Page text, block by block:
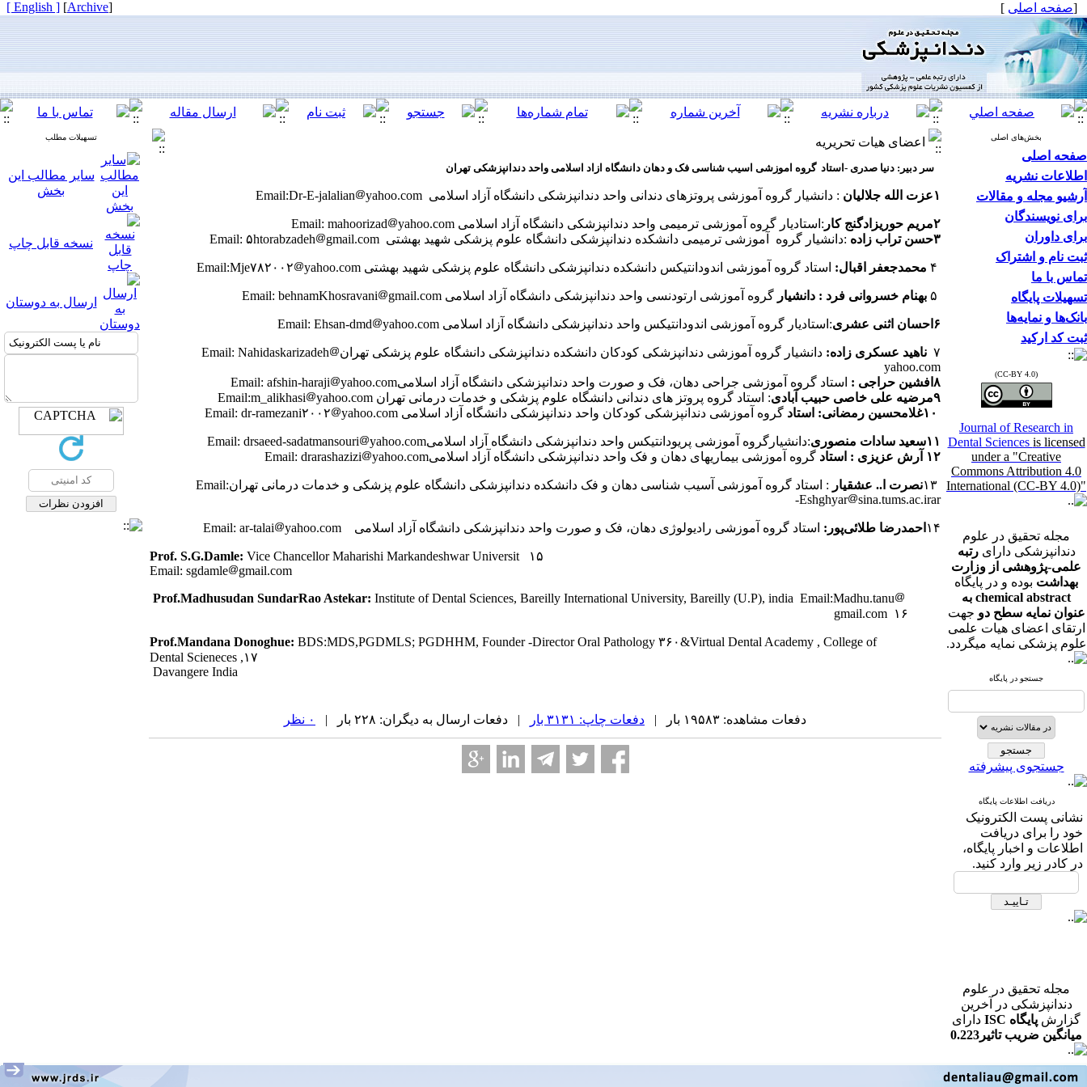
[صفحه اصلی ]
[
Archive
]
[ English ]
بخش‌های اصلی
صفحه اصلی
اطلاعات نشریه
آرشیو مجله و مقالات
برای نویسندگان
برای داوران
ثبت نام و اشتراک
تماس با ما
تسهیلات پایگاه
بانک‌ها و نمایه‌ها
ثبت کد ارکید
(CC-BY 4.0)
Journal of Research in
Dental Sciences is licensed
under a "Creative
Commons Attribution 4.0
International (CC-BY 4.0)"
مجله تحقیق در علوم
دندانپزشکی دارایرتبه
علمی-پژوهشی از وزارت
بهداشت بوده و در پایگاه
chemical abstract به
عنوان نمایه سطح دو جهت
ارتقای اعضای هیات علمی
علوم پزشکی نمایه میگردد.
جستجو در پایگاه
جستجوی پیشرفته
دریافت اطلاعات پایگاه
نشانی پست الکترونیک
خود را برای دریافت
اطلاعات و اخبار پایگاه،
در کادر زیر وارد کنید.
مجله تحقیق در علوم
دندانپزشکی در آخرین
گزارش پایگاه ISC
دارای
میانگین ضریب تاثیر0.223
در رشته دندانپزشکی می
اعضای هیات تحریریه
سر دبیر: دنیا صدری -استاد گروه اموزشی اسیب شناسی فک و دهان دانشگاه ازاد اسلامی واحد دندانپزشکی تهران
۱عزت الله جلالیان : دانشیار گروه آموزشی پروتزهای دندانی واحد دندانپزشکی دانشگاه آزاد اسلامی Email:Dr-E-jalalian yahoo.com
۲مریم حوریزادگنج کار :استادیار گروه آموزشی ترمیمی واحد دندانپزشکی دانشگاه آزاد اسلامی Email: mahoorizad yahoo.com
۳حسن تراب زاده
:دانشیار گروه آموزشی ترمیمی دانشکده دندانپزشکی دانشگاه علوم پزشکی شهید بهشتی Email: ۵htorabzadeh gmail.com
محمدجعفر اقبال: استاد گروه آموزشی اندودانتیکس دانشکده دندانپزشکی دانشگاه علوم پزشکی شهید بهشتی Email:Mje۷۸۲۰۰۲ yahoo.com
بهنام خسروانی فرد : دانشیار گروه آموزشی ارتودنسی واحد دندانپزشکی دانشگاه آزاد اسلامی Email: behnamKhosravani gmail.com
۶احسان اثنی عشری :استادیار گروه آموزشی اندودانتیکس واحد دندانپزشکی دانشگاه آزاد اسلامی Email: Ehsan-dmd yahoo.com
۷ ناهید عسکری زاده: دانشیار گروه آموزشی دندانپزشکی کودکان دانشکده دندانپزشکی دانشگاه علوم پزشکی تهرانEmail: Nahidaskarizadeh
yahoo.com
۸افشین حراجی
: استاد گروه آموزشی جراحی دهان، فک و صورت واحد دندانپزشکی دانشگاه آزاد اسلامیEmail: afshin-harajiyahoo.com
۹مرضیه علی خاصی حبیب آبادی
: استاد گروه پروتز های دندانی دانشگاه علوم پزشکی و خدمات درمانی تهران Email:m_alikhasi yahoo.com
گروه آموزشی دندانپزشکی کودکان واحد دندانپزشکی دانشگاه آزاد اسلامی Email: dr-ramezani۲۰۰۲ yahoo.com
۱۱سعید سادات منصوری :دانشیارگروه آموزشی پریودانتیکس واحد دندانپزشکی دانشگاه آزاد اسلامیEmail: drsaeed-sadatmansouriyahoo.com
۱۲ آرش عزیزی : استاد
گروه آموزشی بیماریهای دهان و فک واحد دندانپزشکی دانشگاه آزاد اسلامیEmail: drarashaziziyahoo.com
نصرت ا.. عشقیار
: استاد گروه آموزشی آسیب شناسی دهان و فک دانشکده دندانپزشکی دانشگاه علوم پزشکی و خدمات درمانی تهرانEmail:
Eshghyar
sina.tums.ac.irar-
۱۴ احمدرضا طلائی‌پور: استاد گروه آموزشی رادیولوژی دهان، فک و صورت واحد دندانپزشکی دانشگاه آزاد اسلامی Email: ar-talai yahoo.com
S.G.Damle: Vice Chancellor Maharishi Markandeshwar Universit ۱۵
Email: sgdamle
gmail.com
Institute of Dental Sciences, Bareilly International University, Bareilly (U.P), india Email:Madhu.tanu
gmail.com ۱۶
Prof.Mandana Donoghue: BDS:MDS,PGDMLS; PGDHHM, Founder -Director Oral Pathology ۳۶۰&Virtual Dental Academy , College of
Dental Scieneces ,۱۷
Davangere India
تسهیلات مطلب
سایر مطالب این
بخش
نسخه قابل چاپ
ارسال به دوستان
دفعات مشاهده: ۱۹۵۸۳ بار | دفعات چاپ: ۳۱۳۱ بار | دفعات ارسال به دیگران: ۲۲۸ بار | ۰ نظر